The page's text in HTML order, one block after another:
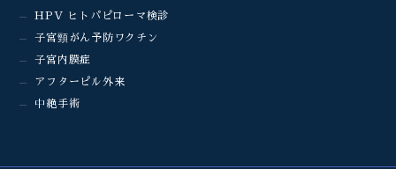
HPV ヒトパピローマ検診
子宮頸がん予防ワクチン
子宮内膜症
アフターピル外来
中絶手術